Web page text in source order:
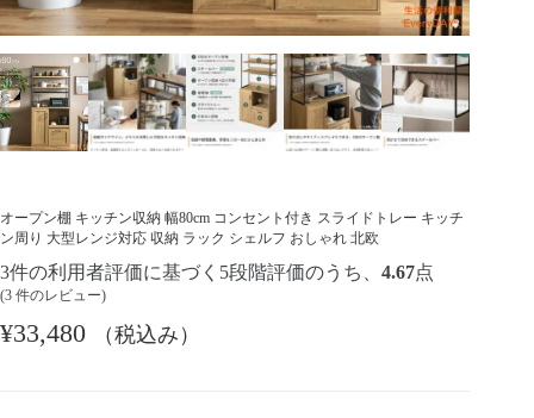
オープン棚 キッチン収納 幅80cm コンセント付き スライドトレー キッチ
ン周り 大型レンジ対応 収納 ラック シェルフ おしゃれ 北欧
3件の利用者評価に基づく5段階評価のうち、 4.67点
(3 件のレビュー)
¥33,480 （税込み）